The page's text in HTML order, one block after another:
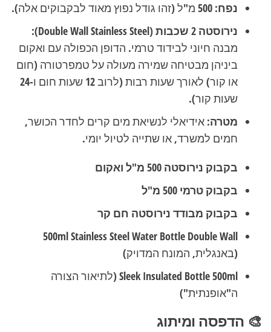
נפח:
נירוסטה 2 שכבות (Double Wall Stainless Steel):
מבנה חיוני לבידוד טרמי. הדופן הכפולה עם ואקום
ביניהן מבטיחה שמירה מעולה על טמפרטורה (חום
או קור) לאורך שעות רבות (לרוב 12 שעות חום ו-24
שעות קור).
מטרה: אידיאלי לנשיאת מים קרים לחדר הכושר,
חמים למשרד, או שתייה לטיול יומי.
בקבוק נירוסטה 500 מ"ל ואקום
בקבוק טרמי 500 מ"ל
בקבוק מבודד נירוסטה חם קר
500ml Stainless Steel Water Bottle Double Wall
(באנגלית, המונח המדויק)
Sleek Insulated Bottle 500ml(לתיאור הצורה
ה"אופנתית")
🎨 הדפסה ומיתוג